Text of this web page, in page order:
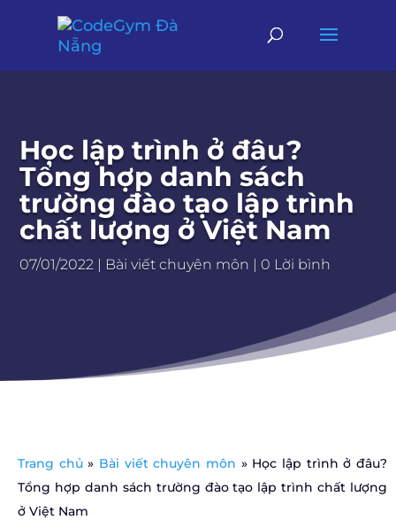
Học lập trình ở đâu?
Tổng hợp danh sách
trường đào tạo lập trình
chất lượng ở Việt Nam
07/01/2022 | Bài viết chuyên môn | 0 Lời bình
Trang chủ» Bài viết chuyên môn » Học lập trình ở đâu?
Tổng hợp danh sách trường đào tạo lập trình chất lượng
ở Việt Nam